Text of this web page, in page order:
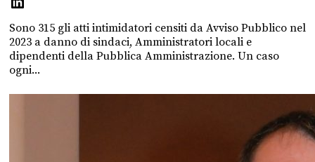
Sono 315 gli atti intimidatori censiti da Avviso Pubblico nel
2023 a danno di sindaci, Amministratori locali e
dipendenti della Pubblica Amministrazione. Un caso
ogni...